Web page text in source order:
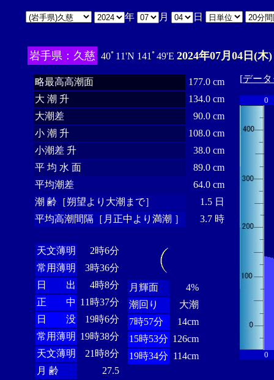
年 月 日
岩手県：久慈 40ﾟ11'N 141ﾟ49'E 2024年07月04日(木)
略最高高潮面
177.0 cm
大 潮 升
134.0 cm
大潮差
90.0 cm
小 潮 升
108.0 cm
小潮差 升
38.0 cm
平 均 水 面
89.0 cm
平均潮差
64.0 cm
潮 齢［朔望より大潮まで］
1.5 日
平均高潮間隔［月正中より満潮 ］
3.7 時
天文薄明
2時6分
常用薄明
3時36分
日 出
4時8分
正 中 11時37分
日 没
19時6分
常用薄明 19時38分
天文薄明
21時8分
月 齢
27.5
月輝面
4%
潮回り
大潮
7時57分
14cm
15時53分 126cm
19時34分 114cm
[デー
0
0